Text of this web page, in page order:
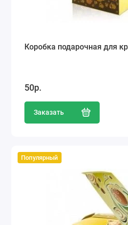
Коробка подарочная для
50р.
Заказать
Популярный